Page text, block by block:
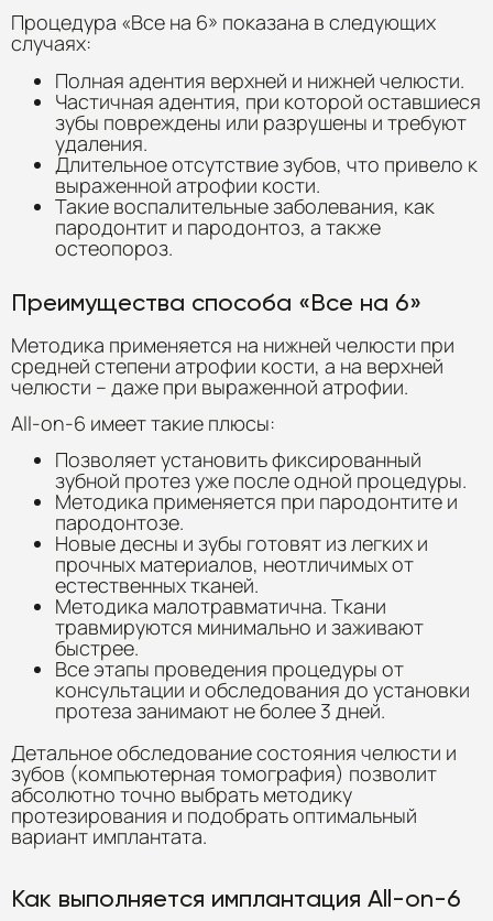
Процедура «Все на 6» показана в следующих
случаях:
Полная адентия верхней и нижней челюсти.
Частичная адентия, при которой оставшиеся
зубы повреждены или разрушены и требуют
удаления.
Длительное отсутствие зубов, что привело к
выраженной атрофии кости.
Такие воспалительные заболевания, как
пародонтит и пародонтоз, а также
остеопороз.
Преимущества способа «Все на 6»
Методика применяется на нижней челюсти при
средней степени атрофии кости, а на верхней
челюсти – даже при выраженной атрофии.
All-on-6 имеет такие плюсы:
Позволяет установить фиксированный
зубной протез уже после одной процедуры.
Методика применяется при пародонтите и
пародонтозе.
Новые десны и зубы готовят из легких и
прочных материалов, неотличимых от
естественных тканей.
Методика малотравматична. Ткани
травмируются минимально и заживают
быстрее.
Все этапы проведения процедуры от
консультации и обследования до установки
протеза занимают не более 3 дней.
Детальное обследование состояния челюсти и
зубов (компьютерная томография) позволит
абсолютно точно выбрать методику
протезирования и подобрать оптимальный
вариант имплантата.
Как выполняется имплантация All-on-6